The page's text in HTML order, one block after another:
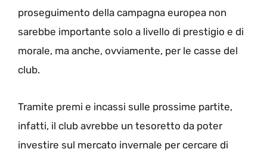
proseguimento della campagna europea non
sarebbe importante solo a livello di prestigio e di
morale, ma anche, ovviamente, per le casse del
club.
Tramite premi e incassi sulle prossime partite,
infatti, il club avrebbe un tesoretto da poter
investire sul mercato invernale per cercare di